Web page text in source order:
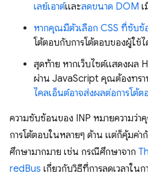
เลย์เอาต์และลดขนาด DOM
หากคุณมีตัวเลือก CSS ที่ซับซ้
โต้ตอบกับการโต้ตอบของผู้ใช้ไ
สุดท้าย หากเว็บไซต์แสดงผล
ผ่าน JavaScript คุณต้องทรา
ไคลเอ็นต์อาจส่งผลต่อการโต้ต
ความซับซ้อนของ INP หมายความว่
การโต้ตอบในหลายๆ ด้าน แต่ก็คุ้มค่า
ศึกษามากมาย เช่น กรณีศึกษาจาก
redBus เกี่ยวกับวิธีที่การลดเวลาใน